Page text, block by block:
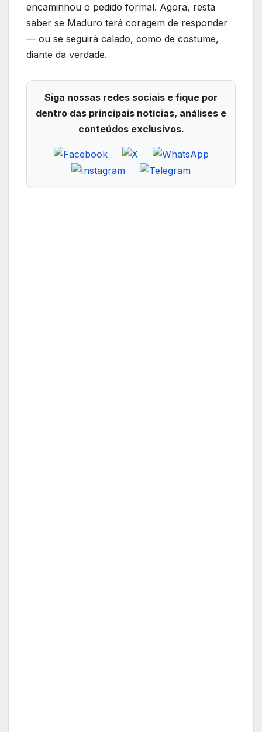
encaminhou o pedido formal. Agora, resta
saber se Maduro terá coragem de responder
— ou se seguirá calado, como de costume,
diante da verdade.
Siga nossas redes sociais e fique por
dentro das principais notícias, análises e
conteúdos exclusivos.